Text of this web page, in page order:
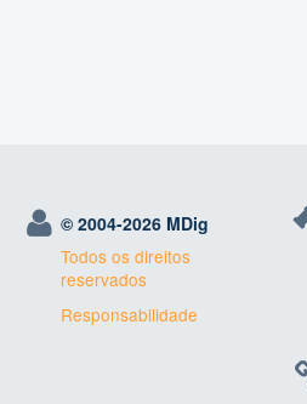
© 2004-2026 MDig
Todos os direitos
reservados
Responsabilidade